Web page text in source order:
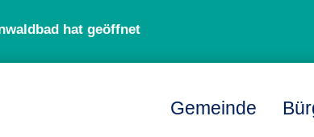
hat geöffnet
Gemeinde